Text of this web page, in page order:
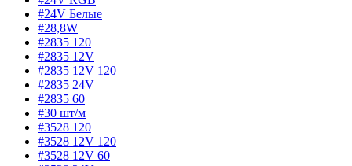
#24V Белые
#28,8W
#2835 120
#2835 12V
#2835 12V 120
#2835 24V
#2835 60
#30 шт/м
#3528 120
#3528 12V 120
#3528 12V 60